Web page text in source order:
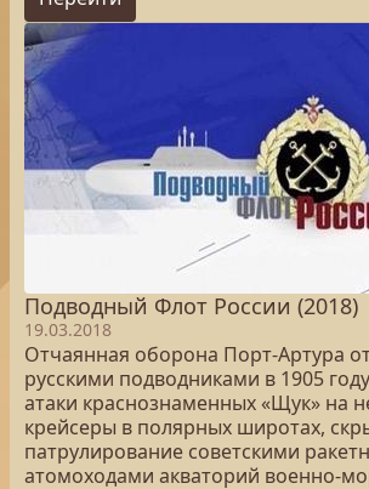
Подводный Флот России (2018)
19.03.2018
Отчаянная оборона Порт-Артура
русскими подводниками в 1905
атаки краснознаменных «Щук» на
крейсеры в полярных широтах,
патрулирование советскими
атомоходами акваторий военно-